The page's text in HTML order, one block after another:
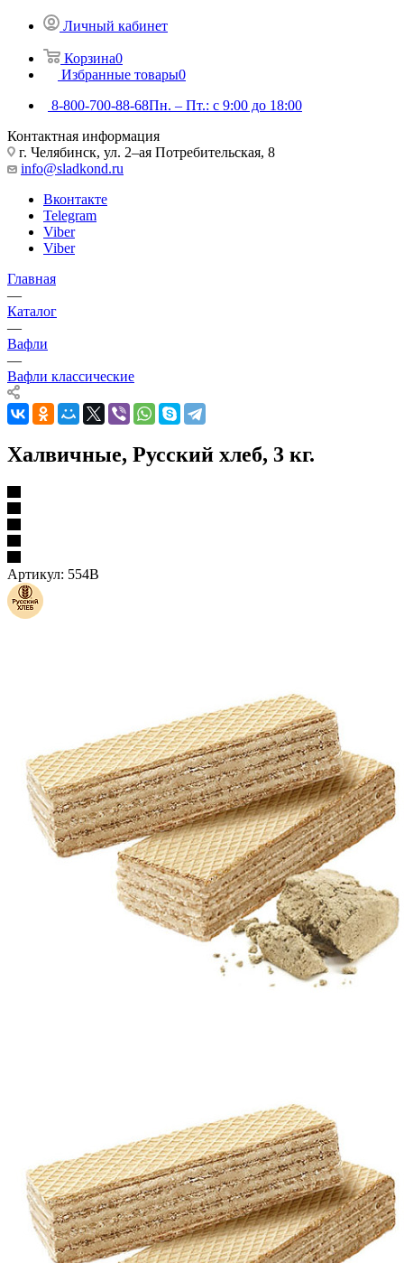
Личный кабинет
Корзина0
Избранные товары0
8-800-700-88-68Пн. – Пт.: с 9:00 до 18:00
Контактная информация
г. Челябинск, ул. 2–ая Потребительская, 8
info@sladkond.ru
Вконтакте
Telegram
Viber
Viber
Главная
—
Каталог
—
Вафли
—
Вафли классические
Халвичные, Русский хлеб, 3 кг.
Артикул: 554В